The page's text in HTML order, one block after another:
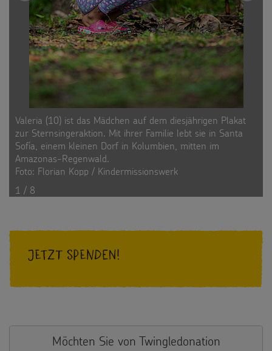
Valeria (10) ist das Mädchen auf dem diesjährigen Plakat
zur Sternsingeraktion. Mit ihrer Familie lebt sie in Santa
Sofía, einem kleinen Dorf in Kolumbien, mitten im
Amazonas-Regenwald.
Foto: Florian Kopp / Kindermissionswerk
1 / 8
Jetzt spenden!
Möchten Sie von Twingledonation